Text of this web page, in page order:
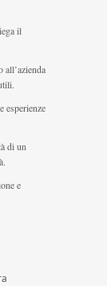
il
all’azienda
esperienze
di un
e